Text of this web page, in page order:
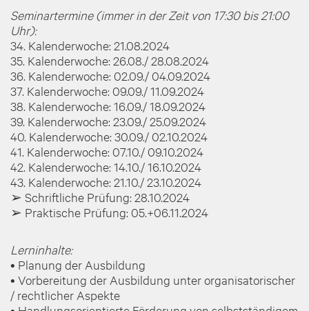
Seminartermine (immer in der Zeit von 17:30 bis 21:00
Uhr):
34. Kalenderwoche: 21.08.2024
35. Kalenderwoche: 26.08./ 28.08.2024
36. Kalenderwoche: 02.09./ 04.09.2024
37. Kalenderwoche: 09.09./ 11.09.2024
38. Kalenderwoche: 16.09./ 18.09.2024
39. Kalenderwoche: 23.09./ 25.09.2024
40. Kalenderwoche: 30.09./ 02.10.2024
41. Kalenderwoche: 07.10./ 09.10.2024
42. Kalenderwoche: 14.10./ 16.10.2024
43. Kalenderwoche: 21.10./ 23.10.2024
➢ Schriftliche Prüfung: 28.10.2024
➢ Praktische Prüfung: 05.+06.11.2024
Lerninhalte:
• Planung der Ausbildung
• Vorbereitung der Ausbildung unter organisatorischer
/ rechtlicher Aspekte